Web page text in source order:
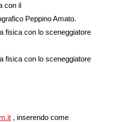
con il
Peppino Amato.
fisica con lo sceneggiatore
fisica con lo sceneggiatore
, inserendo come